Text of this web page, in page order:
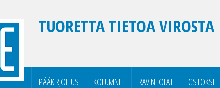
TUORETTA TIETOA VIROSTA
PÄÄKIRJOITUS KOLUMNIT RAVINTOLAT OSTOKSET